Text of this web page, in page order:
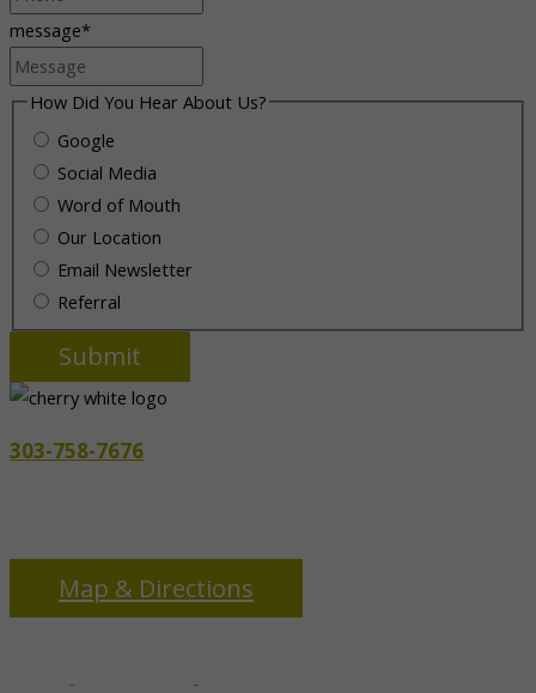
message*
How Did You Hear About Us?
Google
Social Media
Word of Mouth
Our Location
Email Newsletter
Referral
303-758-7676
Map & Directions